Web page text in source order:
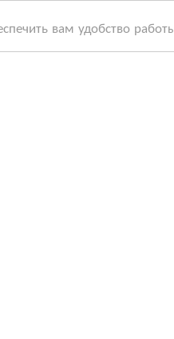
вам удобство